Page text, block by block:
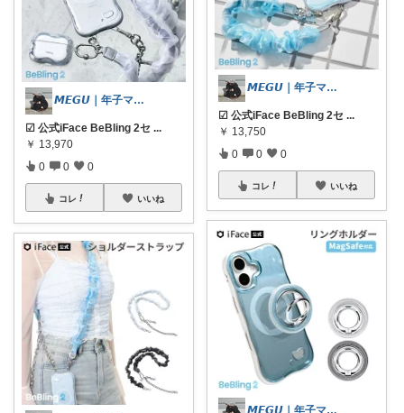
𝙈𝙀𝙂𝙐｜年子ママ の暮らし
☑︎ 公式iFace BeBling 2セ ...
￥ 13,970
0 0 0
コレ いいね
𝙈𝙀𝙂𝙐｜年子ママ の暮らし
☑︎ 公式iFace BeBling 2セ ...
￥ 13,750
0 0 0
コレ いいね
𝙈𝙀𝙂𝙐｜年子ママ の暮らし